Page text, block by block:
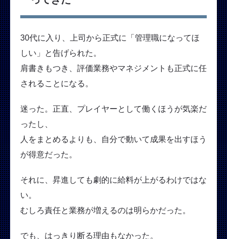
30代に入り、上司から正式に「管理職になってほ
しい」と告げられた。
肩書きもつき、評価業務やマネジメントも正式に任
されることになる。
迷った。正直、プレイヤーとして働くほうが気楽だ
ったし、
人をまとめるよりも、自分で動いて成果を出すほう
が得意だった。
それに、昇進しても劇的に給料が上がるわけではな
い。
むしろ責任と業務が増えるのは明らかだった。
でも、はっきり断る理由もなかった。